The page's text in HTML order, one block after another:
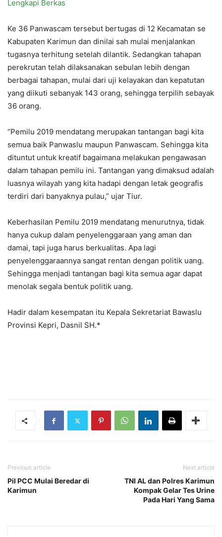
Lengkapi Berkas
Ke 36 Panwascam tersebut bertugas di 12 Kecamatan se
Kabupaten Karimun dan dinilai sah mulai menjalankan
tugasnya terhitung setelah dilantik. Sedangkan tahapan
perekrutan telah dilaksanakan sebulan lebih dengan
berbagai tahapan, mulai dari uji kelayakan dan kepatutan
yang diikuti sebanyak 143 orang, sehingga terpilih sebayak
36 orang.
“Pemilu 2019 mendatang merupakan tantangan bagi kita
semua baik Panwaslu maupun Panwascam. Sehingga kita
dituntut untuk kreatif bagaimana melakukan pengawasan
dalam tahapan pemilu ini. Tantangan yang dimaksud adalah
luasnya wilayah yang kita hadapi dengan letak geografis
terdiri dari banyaknya pulau,” ujar Tiur.
Keberhasilan Pemilu 2019 mendatang menurutnya, tidak
hanya cukup dalam penyelenggaraan yang aman dan
damai, tapi juga harus berkualitas. Apa lagi
penyelenggaraannya sangat rentan dengan politik uang.
Sehingga menjadi tantangan bagi kita semua agar dapat
menolak segala bentuk politik uang.
Hadir dalam kesempatan itu Kepala Sekretariat Bawaslu
Provinsi Kepri, Dasnil SH.*
Previous article
Pil PCC Mulai Beredar di
Karimun
Next article
TNI AL dan Polres Karimun
Kompak Gelar Tes Urine
Pada Hari Yang Sama